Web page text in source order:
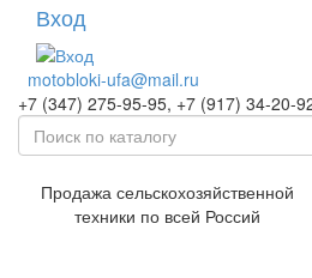
Вход
motobloki-ufa@mail.ru
+7 (347) 275-95-95, +7 (917) 34-20-
Продажа сельскохозяйственной
техники по всей Россий